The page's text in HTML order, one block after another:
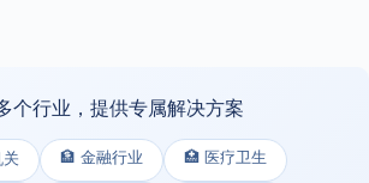
个行业，提供专属解决方案
🏦 金融行业 🏥 医疗卫生